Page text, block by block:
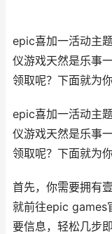
epic喜加一活动主
仪游戏天然是乐事
领取呢？下面就为
epic喜加一活动主
仪游戏天然是乐事
领取呢？下面就为
首先，你需要拥有
就前往epic games
要信息，轻松几步